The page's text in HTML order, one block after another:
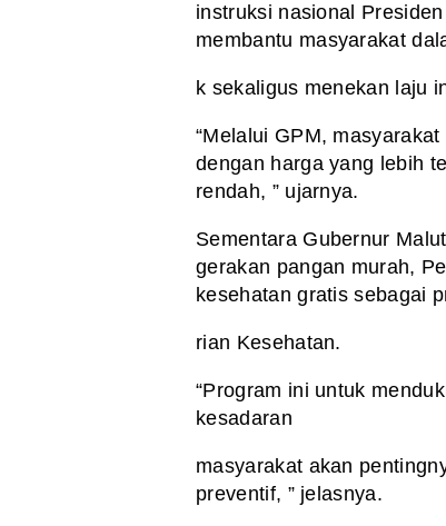
instruksi nasional
membantu masyarakat
k sekaligus menekan laju
“Melalui GPM,
dengan harga yang lebih
rendah, ” ujarnya.
Sementara Gubernur
gerakan pangan murah,
kesehatan gratis sebagai
rian Kesehatan.
“Program ini untuk
kesadaran
masyarakat akan
preventif, ” jelasnya.